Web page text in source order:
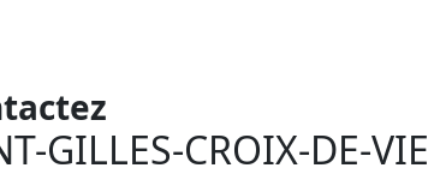
GILLES-CROIX-DE-VIE